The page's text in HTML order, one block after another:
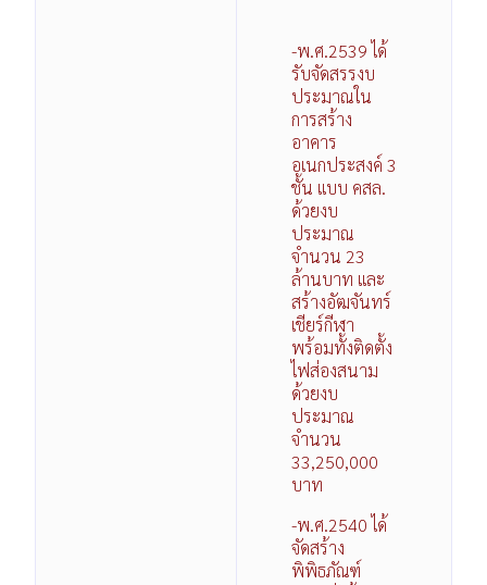
-พ.ศ.2539 ได้
รับจัดสรรงบ
ประมาณใน
การสร้าง
อาคาร
อเนกประสงค์ 3
ชั้น แบบ คสล.
ด้วยงบ
ประมาณ
จำนวน 23
ล้านบาท และ
สร้างอัฒจันทร์
เชียร์กีฬา
พร้อมทั้งติดตั้ง
ไฟส่องสนาม
ด้วยงบ
ประมาณ
จำนวน
33,250,000
บาท
-พ.ศ.2540 ได้
จัดสร้าง
พิพิธภัณฑ์